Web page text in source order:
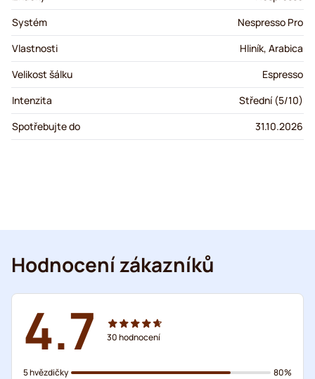
Systém
Nespresso Pro
Vlastnosti
Hliník, Arabica
Velikost šálku
Espresso
Intenzita
Střední (5/10)
Spotřebujte do
31.10.2026
Hodnocení zákazníků
4.7 30hodnocení
5 hvězdičky
80%